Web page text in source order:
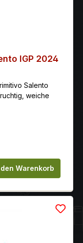
IGP 2024
Salento
weiche
Warenkorb